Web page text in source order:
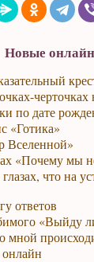
Новые
черточках
по дате
«Готика»
Вселенной»
«Почему мы
что на
ответов
«Выйду
мной